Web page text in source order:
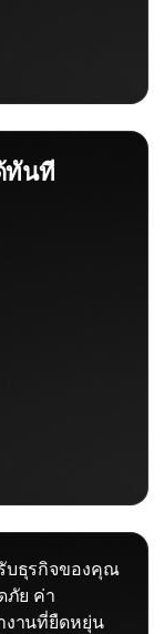
ทันที
บธุรกิจของคุณ
ภัย ค่า
งานที่ยืดหยุ่น